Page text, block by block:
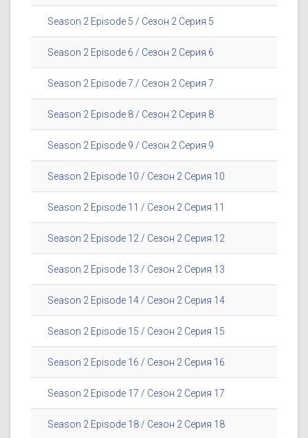
Season 2 Episode 5 / Сезон 2 Серия 5
Season 2 Episode 6 / Сезон 2 Серия 6
Season 2 Episode 7 / Сезон 2 Серия 7
Season 2 Episode 8 / Сезон 2 Серия 8
Season 2 Episode 9 / Сезон 2 Серия 9
Season 2 Episode 10 / Сезон 2 Серия 10
Season 2 Episode 11 / Сезон 2 Серия 11
Season 2 Episode 12 / Сезон 2 Серия 12
Season 2 Episode 13 / Сезон 2 Серия 13
Season 2 Episode 14 / Сезон 2 Серия 14
Season 2 Episode 15 / Сезон 2 Серия 15
Season 2 Episode 16 / Сезон 2 Серия 16
Season 2 Episode 17 / Сезон 2 Серия 17
Season 2 Episode 18 / Сезон 2 Серия 18